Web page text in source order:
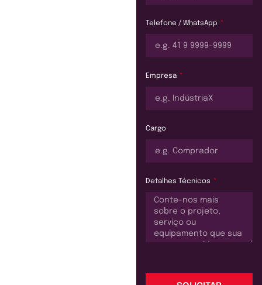
Telefone / WhatsApp
Empresa
Cargo
Detalhes Técnicos